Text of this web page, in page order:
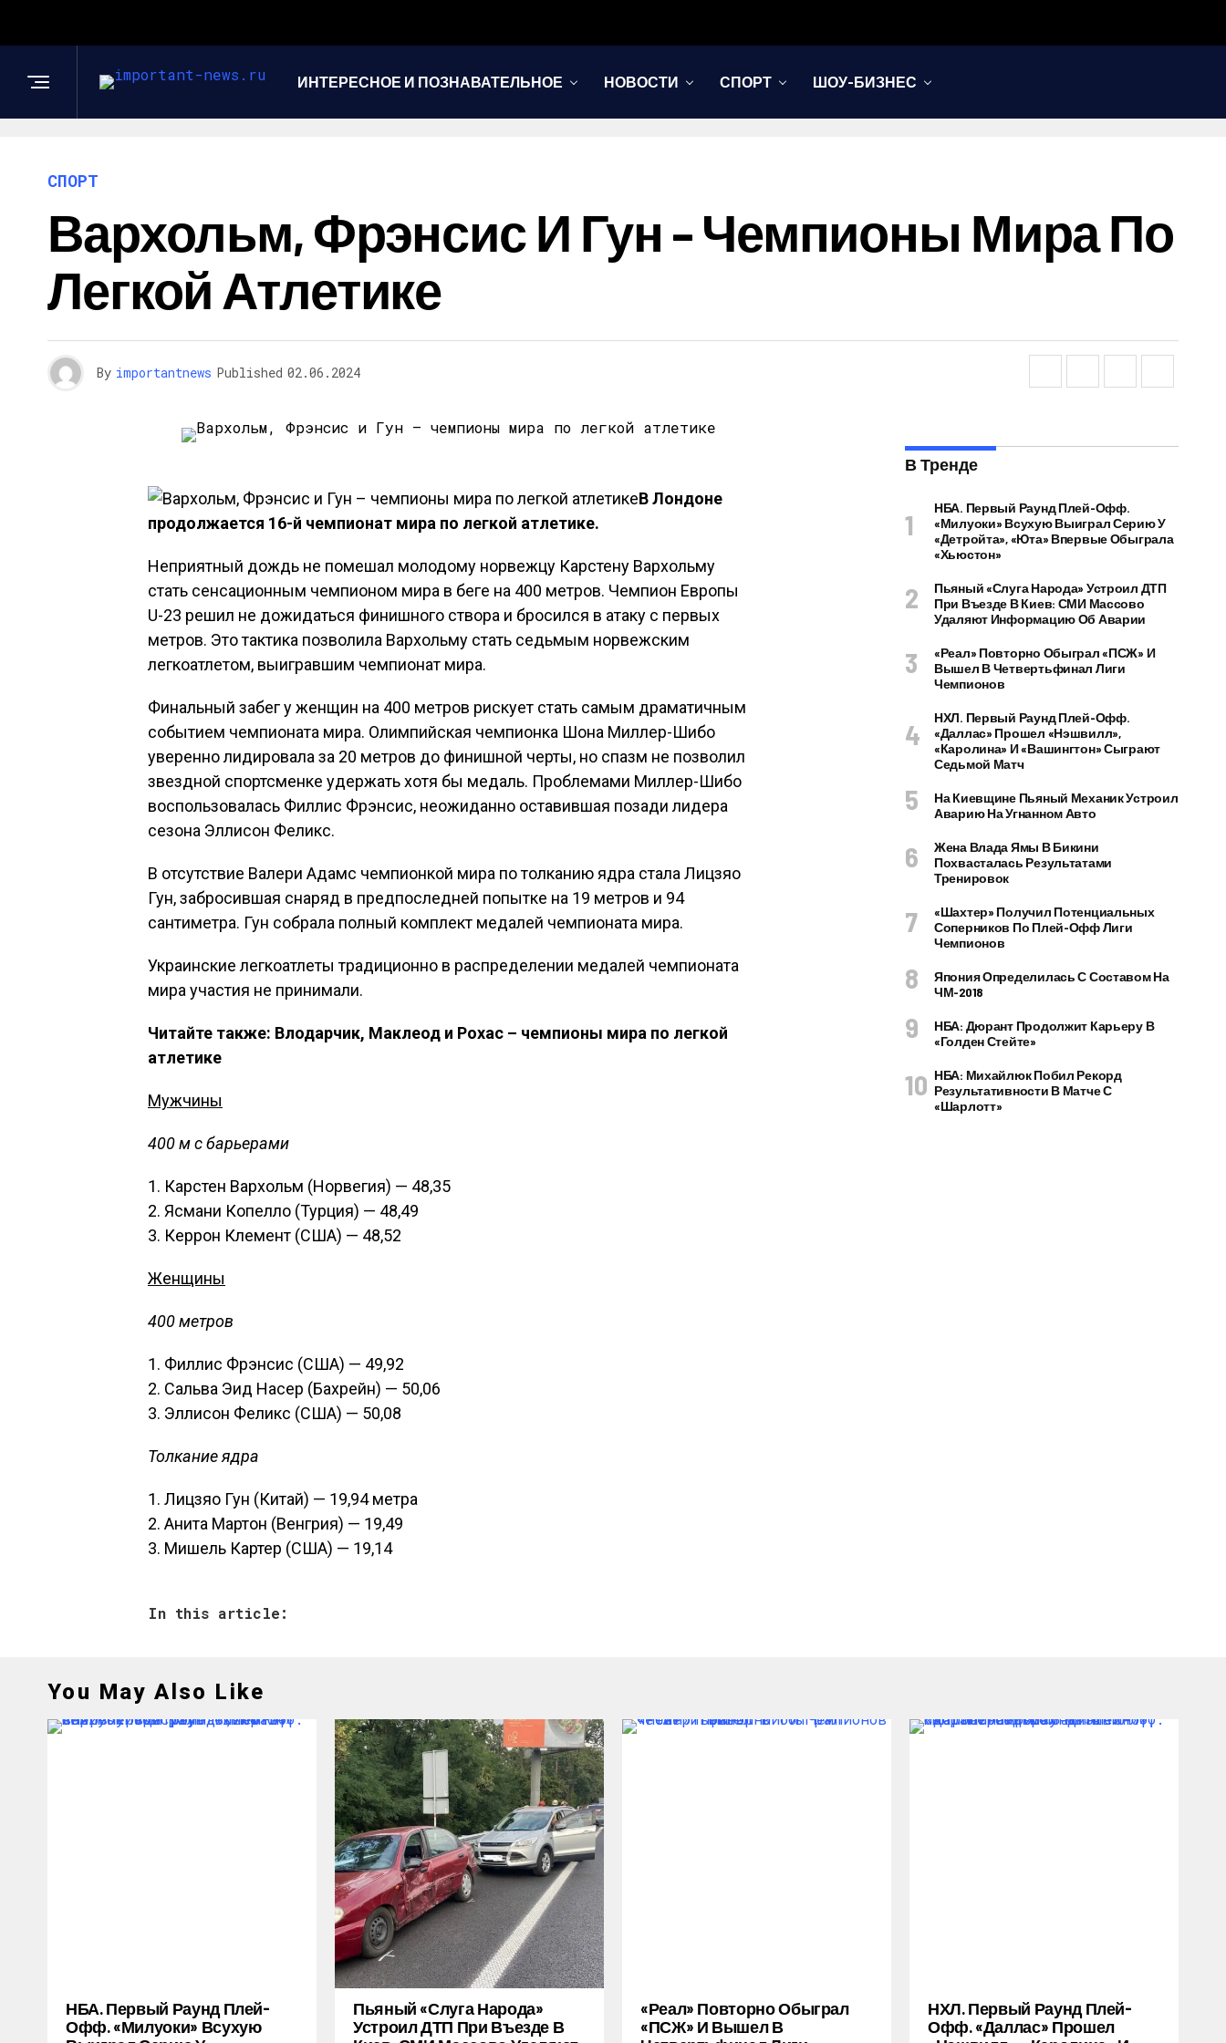
ИНТЕРЕСНОЕ И ПОЗНАВАТЕЛЬНОЕ НОВОСТИ СПОРТ ШОУ-БИЗНЕС
СПОРТ
Вархольм, Фрэнсис И Гун – Чемпионы Мира По
Легкой Атлетике
By importantnews Published 02.06.2024
В Лондоне
продолжается 16-й чемпионат мира по легкой атлетике.
Неприятный дождь не помешал молодому норвежцу Карстену Вархольму
стать сенсационным чемпионом мира в беге на 400 метров. Чемпион Европы
U-23 решил не дожидаться финишного створа и бросился в атаку с первых
метров. Это тактика позволила Вархольму стать седьмым норвежским
легкоатлетом, выигравшим чемпионат мира.
Финальный забег у женщин на 400 метров рискует стать самым драматичным
событием чемпионата мира. Олимпийская чемпионка Шона Миллер-Шибо
уверенно лидировала за 20 метров до финишной черты, но спазм не позволил
звездной спортсменке удержать хотя бы медаль. Проблемами Миллер-Шибо
воспользовалась Филлис Фрэнсис, неожиданно оставившая позади лидера
сезона Эллисон Феликс.
В отсутствие Валери Адамс чемпионкой мира по толканию ядра стала Лицзяо
Гун, забросившая снаряд в предпоследней попытке на 19 метров и 94
сантиметра. Гун собрала полный комплект медалей чемпионата мира.
Украинские легкоатлеты традиционно в распределении медалей чемпионата
мира участия не принимали.
Читайте также: Влодарчик, Маклеод и Рохас – чемпионы мира по легкой
атлетике
Мужчины
400 м с барьерами
1. Карстен Вархольм (Норвегия) — 48,35
2. Ясмани Копелло (Турция) — 48,49
3. Керрон Клемент (США) — 48,52
Женщины
400 метров
1. Филлис Фрэнсис (США) — 49,92
2. Сальва Эид Насер (Бахрейн) — 50,06
3. Эллисон Феликс (США) — 50,08
Толкание ядра
1. Лицзяо Гун (Китай) — 19,94 метра
2. Анита Мартон (Венгрия) — 19,49
3. Мишель Картер (США) — 19,14
In this article:
В Тренде
НБА. Первый Раунд Плей-Офф.
«Милуоки» Всухую Выиграл Серию У
«Детройта», «Юта» Впервые Обыграла
«Хьюстон»
Пьяный «слуга Народа» Устроил ДТП
При Въезде В Киев: СМИ Массово
Удаляют Информацию Об Аварии
«Реал» Повторно Обыграл «ПСЖ» И
Вышел В Четвертьфинал Лиги
Чемпионов
НХЛ. Первый Раунд Плей-Офф.
«Даллас» Прошел «Нэшвилл»,
«Каролина» И «Вашингтон» Сыграют
Седьмой Матч
На Киевщине Пьяный Механик Устроил
Аварию На Угнанном Авто
Жена Влада Ямы В Бикини
Похвасталась Результатами
Тренировок
«Шахтер» Получил Потенциальных
Соперников По Плей-Офф Лиги
Чемпионов
Япония Определилась С Составом На
ЧМ-2018
НБА: Дюрант Продолжит Карьеру В
«Голден Стейте»
НБА: Михайлюк Побил Рекорд
Результативности В Матче С
«Шарлотт»
You May Also Like
НБА. Первый Раунд Плей-
Офф. «Милуоки» Всухую
Пьяный «слуга Народа»
Устроил ДТП При Въезде В
«Реал» Повторно Обыграл
«ПСЖ» И Вышел В
НХЛ. Первый Раунд Плей-
Офф. «Даллас» Прошел